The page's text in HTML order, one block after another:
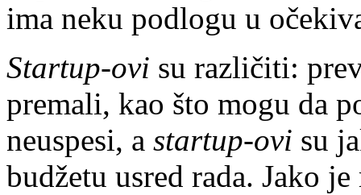
ima neku podlogu u
Startup-ovi su različiti:
pre­mali, kao što mogu da
neuspesi, a startup-ovi su
budžetu usred rada. Jako